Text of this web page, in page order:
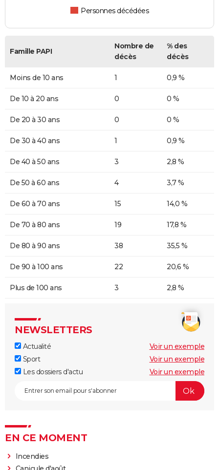
Personnes décédées
Famille PAPI
Nombre de
décès
% des
décès
Moins de 10 ans 1 0,9 %
De 10 à 20 ans 0 0 %
De 20 à 30 ans 0 0 %
De 30 à 40 ans 1 0,9 %
De 40 à 50 ans 3 2,8 %
De 50 à 60 ans 4 3,7 %
De 60 à 70 ans 15 14,0 %
De 70 à 80 ans 19 17,8 %
De 80 à 90 ans 38 35,5 %
De 90 à 100 ans 22 20,6 %
Plus de 100 ans 3 2,8 %
NEWSLETTERS
Actualité
Voir un exemple
Sport
Voir un exemple
Les dossiers d'actu
Voir un exemple
EN CE MOMENT
Incendies